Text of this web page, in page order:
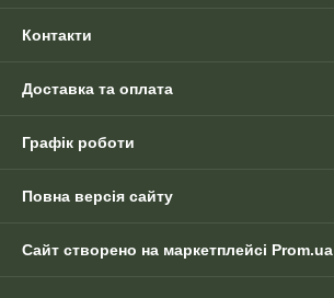
Контакти
Доставка та оплата
Графік роботи
Повна версія сайту
Сайт створено на маркетплейсі Prom.ua